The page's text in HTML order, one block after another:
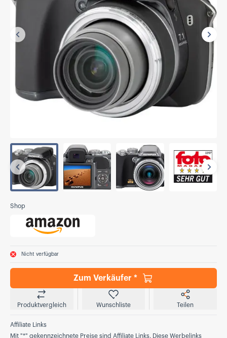
Vorherige
Vorherige
Shop
Nicht verfügbar
Zum Verkäufer *
Produktvergleich Wunschliste Teilen
Affiliate Links
Mit "*" gekennzeichnete Preise sind Affiliate Links. Diese Werbelinks